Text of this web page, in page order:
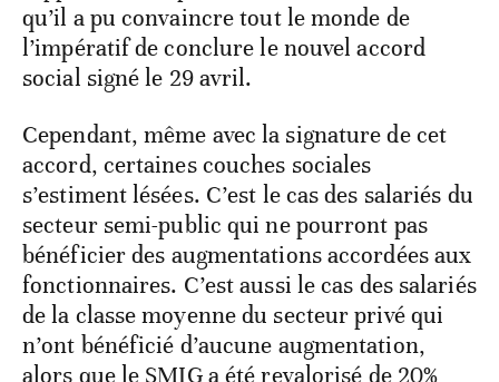
qu’il a pu convaincre tout le monde de
l’impératif de conclure le nouvel accord
social signé le 29 avril.
Cependant, même avec la signature de cet
accord, certaines couches sociales
s’estiment lésées. C’est le cas des salariés du
secteur semi-public qui ne pourront pas
bénéficier des augmentations accordées aux
fonctionnaires. C’est aussi le cas des salariés
de la classe moyenne du secteur privé qui
n’ont bénéficié d’aucune augmentation,
alors que le SMIG a été revalorisé de 20%